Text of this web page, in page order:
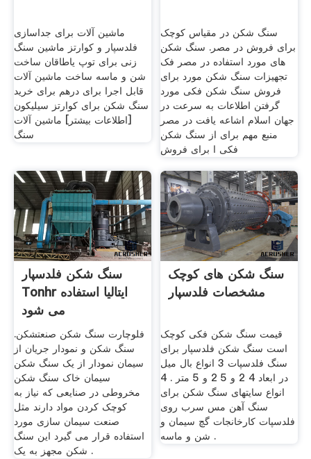
ماشین آلات برای جداسازی
فلدسپار و کوارتز ماشین سنگ
زنی برای توپ یاطاقان ساخت
شن و ماسه ساخت ماشین آلات
قابل اجرا برای درهم برای خرید
سنگ شکن برای کوارتز سیلیکون
[اطلاعات بیشتر] ماشین آلات
سنگ
سنگ شکن در مقیاس کوچک
برای فروش در مصر. سنگ شکن
های مورد استفاده در مصر فک
تجهیزات سنگ شکن مورد برای
فروش سنگ شکن فکی مورد
گرفتن اطلاعات به سرعت در
جهان اسلام اشاعه یافت در مصر
منبع مهم برای از سنگ شکن
فکی ا برای فروش
سنگ شکن فلدسپار
Tonhr ایتالیا استفاده
می شود
فلوچارت سنگ شکن صنعتشکن.
سنگ شکن و نمودار جریان از
سیمان نمودار از یک سنگ شکن
سیمان خاک سنگ شکن
مخروطی در صنایعی که نیاز به
کوچک کردن مواد دارند مثل
صنعت سیمان سازی مورد
استفاده قرار می گیرد این سنگ
شکن مجهز به یک .
سنگ شکن های کوچک
مشخصات فلدسپار
قیمت سنگ شکن فکی کوچک
است سنگ شکن فلدسپار برای
سنگ فلدسپات 3 انواع بال میل
در ابعاد 4 2 و 5 2 و 5 متر . 4
انواع سایتهای سنگ شکن برای
سنگ آهن مس سرب روی
فلدسپات کارخانجات گچ سیمان و
شن و ماسه .